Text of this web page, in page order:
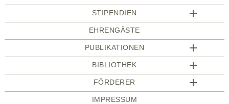
STIPENDIEN
EHRENGÄSTE
PUBLIKATIONEN
BIBLIOTHEK
FÖRDERER
IMPRESSUM